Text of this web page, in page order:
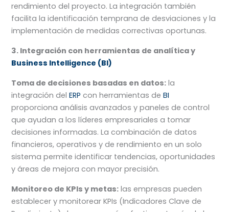
rendimiento del proyecto. La integración también
facilita la identificación temprana de desviaciones y la
implementación de medidas correctivas oportunas.
3. Integración con herramientas de analítica y
Business Intelligence (BI)
Toma de decisiones basadas en datos: la
integración delERP con herramientas deBI
proporciona análisis avanzados y paneles de control
que ayudan a los líderes empresariales a tomar
decisiones informadas. La combinación de datos
financieros, operativos y de rendimiento en un solo
sistema permite identificar tendencias, oportunidades
y áreas de mejora con mayor precisión.
Monitoreo de KPIs y metas: las empresas pueden
establecer y monitorear KPIs (Indicadores Clave de